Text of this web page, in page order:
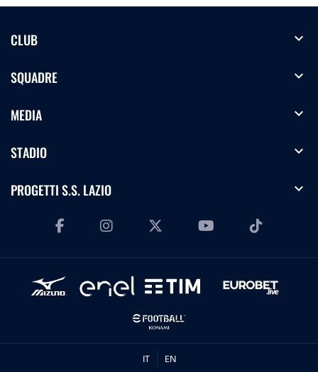
CLUB expand_more
SQUADRE expand_more
MEDIA expand_more
STADIO expand_more
PROGETTI S.S. LAZIO expand_more
IT EN